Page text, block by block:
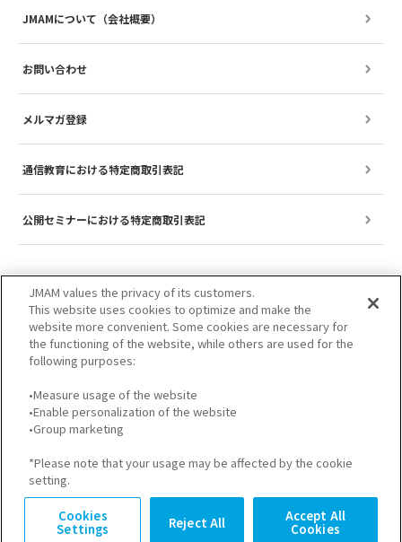
JMAMについて（会社概要）
お問い合わせ
メルマガ登録
通信教育における特定商取引表記
公開セミナーにおける特定商取引表記
サイトのご利用について
JMAM values the privacy of its customers.
This website uses cookies to optimize and make the
website more convenient. Some cookies are necessary for
the functioning of the website, while others are used for the
following purposes:
•Measure usage of the website
•Enable personalization of the website
•Group marketing
*Please note that your usage may be affected by the cookie
setting.
Cookies
Settings Reject All Accept All
Cookies